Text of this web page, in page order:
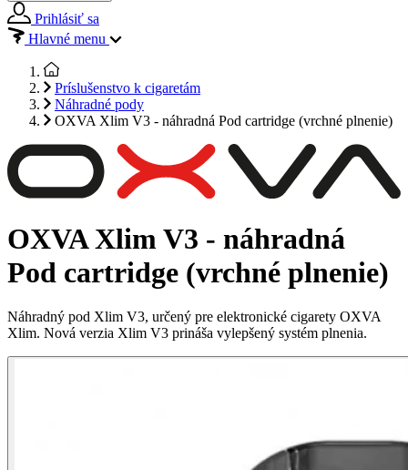
Prihlásiť sa
Hlavné menu
Príslušenstvo k cigaretám
Náhradné pody
OXVA Xlim V3 - náhradná Pod cartridge (vrchné plnenie)
OXVA Xlim V3 - náhradná
Pod cartridge (vrchné plnenie)
Náhradný pod Xlim V3, určený pre elektronické cigarety OXVA
Xlim. Nová verzia Xlim V3 prináša vylepšený systém plnenia.